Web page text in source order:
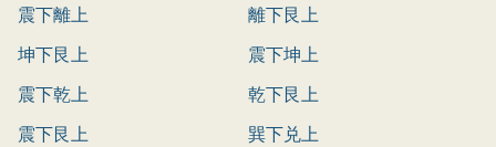
震下離上
離下艮上
坤下艮上
震下坤上
震下乾上
乾下艮上
震下艮上
巽下兑上